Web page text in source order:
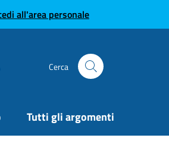
all'area personale
Cerca
Tutti gli argomenti